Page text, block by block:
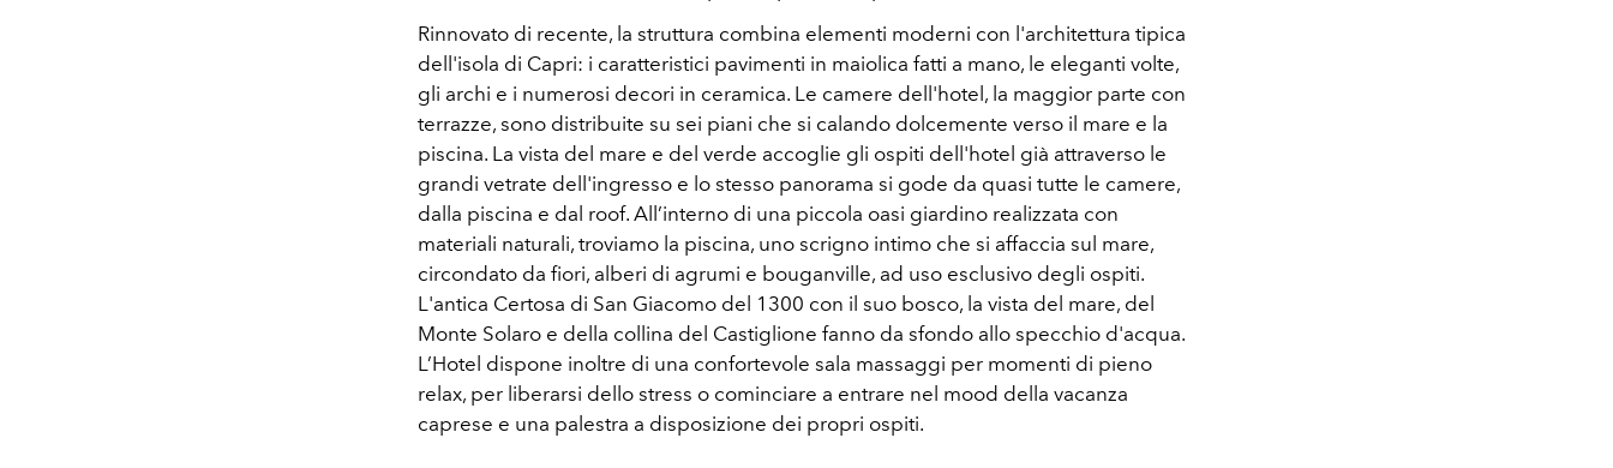
Rinnovato di recente, la struttura combina elementi moderni con l'architettura tipica
dell'isola di Capri: i caratteristici pavimenti in maiolica fatti a mano, le eleganti volte,
gli archi e i numerosi decori in ceramica. Le camere dell'hotel, la maggior parte con
terrazze, sono distribuite su sei piani che si calando dolcemente verso il mare e la
piscina. La vista del mare e del verde accoglie gli ospiti dell'hotel già attraverso le
grandi vetrate dell'ingresso e lo stesso panorama si gode da quasi tutte le camere,
dalla piscina e dal roof. All’interno di una piccola oasi giardino realizzata con
materiali naturali, troviamo la piscina, uno scrigno intimo che si affaccia sul mare,
circondato da fiori, alberi di agrumi e bouganville, ad uso esclusivo degli ospiti.
L'antica Certosa di San Giacomo del 1300 con il suo bosco, la vista del mare, del
Monte Solaro e della collina del Castiglione fanno da sfondo allo specchio d'acqua.
L’Hotel dispone inoltre di una confortevole sala massaggi per momenti di pieno
relax, per liberarsi dello stress o cominciare a entrare nel mood della vacanza
caprese e una palestra a disposizione dei propri ospiti.